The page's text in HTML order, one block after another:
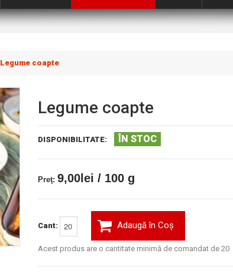
Legume coapte
Legume coapte
DISPONIBILITATE: ÎN STOC
Preţ: 9,00lei / 100 g
Cant: Adaugă în Coş
Acest produs are o cantitate minimă de comandat de 20